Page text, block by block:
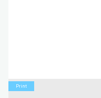
Print